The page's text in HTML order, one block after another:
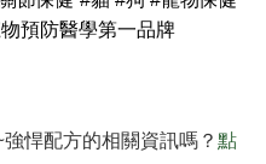
預防醫學第一品牌
強悍配方的相關資訊嗎？ 點